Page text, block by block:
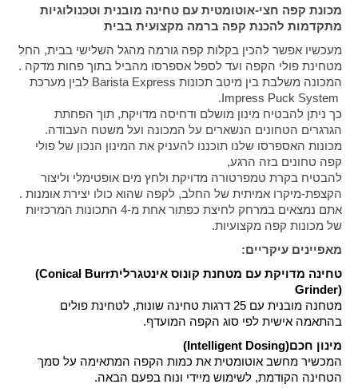
מכונת קפה חצי-אוטומטית עם טחינה מובנית וטכנולוגיות
מתקדמות להכנת קפה ברמה מקצועית בבית
מעכשיו אפשר להכין בקלות קפה גורמה מהגל השלישי בבית, החל
מטחינת פולי הקפה ועד לספל אספרסו מהביל בתוך פחות מדקה .
המכונה משלבת בין מיטב תכונות Barista Express לבין מערכת
Impress Puck System
.
כך ניתן להבטיח מינון מושלם ודחיסה מדויקת, תוך הפחתת
הגרגרים הטחונים הנשארים על המכונה ועל משטח העבודה.
מכונות האספרסו שלנו תוכננו להעניק את המינון הנכון של פולי
קפה טחונים בזה הרגע,
להבטיח בקרת טמפרטורה מדויקת ולחץ מים אופטימלי וליצור
הקצפת-מיקרו אמיתית של החלב, לקפה שהוא כולו יצירת אומנות .
אתם נמצאים במרחק לחיצת כפתור אחת מ-4 התכונות המרכזיות
של מכונות קפה מקצועיות.
מאפיינים עיקריים:
טחינה מדויקת עם מטחנת קונוס אינטגרלית(Conical Burr
Grinder)
מטחנה מובנית עם 25 דרגות טחינה שונות, לטחינת פולים
בהתאמה אישית לפי סוג הקפה המועדף.
מינון חכם(Intelligent Dosing)
המכשיר מחשב אוטומטית את כמות הקפה המתאימה על סמך
הטחינה הקודמת, לשימוש מיידי ונוח בפעם הבאה.